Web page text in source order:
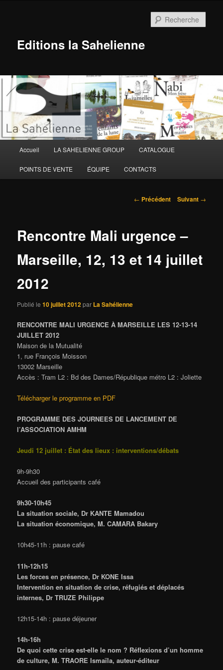
Editions la Sahelienne
principal
Accueil LA SAHELIENNE GROUP CATALOGUE
POINTS DE VENTE ÉQUIPE CONTACTS
Navigation
← Précédent Suivant →
Rencontre Mali urgence –
Marseille, 12, 13 et 14 juillet
2012
Publié le10 juillet 2012par La Sahélienne
RENCONTRE MALI URGENCE À MARSEILLE LES 12-13-14
JUILLET 2012
Maison de la Mutualité
1, rue François Moisson
13002 Marseille
Accès : Tram L2 : Bd des Dames/République métro L2 : Joliette
Télécharger le programme en PDF
PROGRAMME DES JOURNEES DE LANCEMENT DE
l’ASSOCIATION AMHM
Jeudi 12 juillet : État des lieux : interventions/débats
9h-9h30
Accueil des participants café
9h30-10h45
La situation sociale, Dr KANTE Mamadou
La situation économique, M. CAMARA Bakary
10h45-11h : pause café
11h-12h15
Les forces en présence, Dr KONE Issa
Intervention en situation de crise, réfugiés et déplacés
internes, Dr TRUZE Philippe
12h15-14h : pause déjeuner
14h-16h
De quoi cette crise est-elle le nom ? Réflexions d’un homme
de culture, M. TRAORE Ismaïla, auteur-éditeur